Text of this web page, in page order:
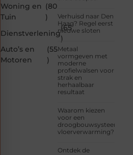
Woning en
Tuin
(80
)
Dienstverlening
(65
)
Auto’s en
Motoren
(55
)
Verhuisd naar Den
Haag? Regel eerst
nieuwe sloten
Metaal
vormgeven met
moderne
profielwalsen voor
strak en
herhaalbaar
resultaat
Waarom kiezen
voor een
droogbouwsysteem
vloerverwarming?
Ontdek de